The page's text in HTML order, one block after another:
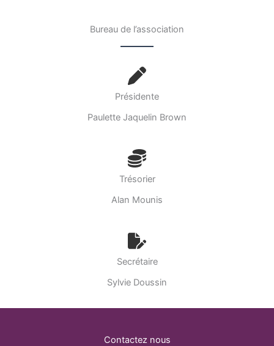
Bureau de l’association
Présidente
Paulette Jaquelin Brown
Trésorier
Alan Mounis
Secrétaire
Sylvie Doussin
Contactez nous